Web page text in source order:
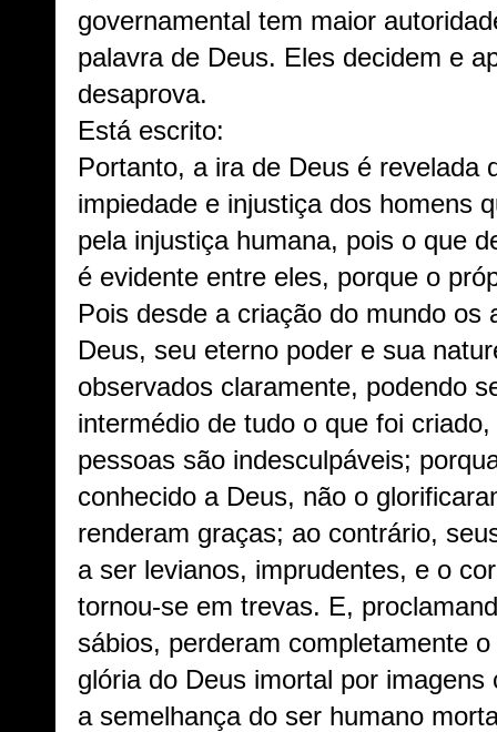
governamental tem maior
palavra de Deus. Eles decidem e
desaprova.
Está escrito:
Portanto, a ira de Deus é revelada
impiedade e injustiça dos homens
pela injustiça humana, pois o que
é evidente entre eles, porque o
Pois desde a criação do mundo os
Deus, seu eterno poder e sua
observados claramente, podendo
intermédio de tudo o que foi
pessoas são indesculpáveis;
conhecido a Deus, não o
renderam graças; ao contrário,
a ser levianos, imprudentes, e o
tornou-se em trevas. E,
sábios, perderam completamente
glória do Deus imortal por
a semelhança do ser humano